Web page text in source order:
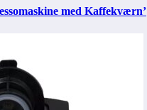
med Kaffekværn’